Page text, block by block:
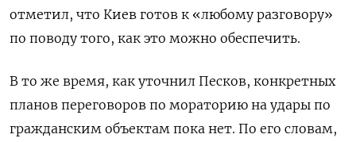
отметил, что Киев готов к «любому разговору»
по поводу того, как это можно обеспечить.
В то же время, как уточнил Песков, конкретных
планов переговоров по мораторию на удары по
гражданским объектам пока нет. По его словам,